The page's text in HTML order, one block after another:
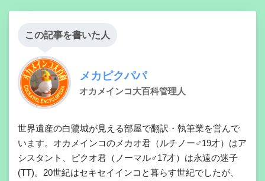
この記事を書いた人
メカピクパパ
オカメインコ大百科管理人
世界遺産の白鷺城が見える部屋で翻訳・執筆業を営んで
います。オカメインコのメカオ君（ルチノー♂19才）はア
シスタント、ピクオ君（ノーマル♂17才）は永遠の迷子
(TT)。20世紀はセキセイインコと暮らす世紀でしたが、